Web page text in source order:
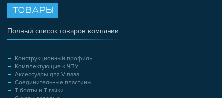
ТОВАРЫ
Полный список товаров компании
Конструкционный профиль
Комплектующие к ЧПУ
Аксессуары для V-паза
Соединительные пластины
Т-болты и Т-гайки